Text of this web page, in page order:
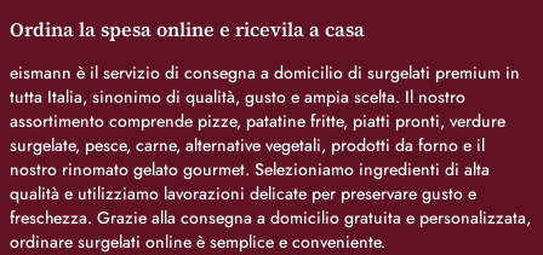
Ordina la spesa online e ricevila a casa
eismann è il servizio di consegna a domicilio di surgelati premium in
tutta Italia, sinonimo di qualità, gusto e ampia scelta. Il nostro
assortimento comprende pizze, patatine fritte, piatti pronti, verdure
surgelate, pesce, carne, alternative vegetali, prodotti da forno e il
nostro rinomato gelato gourmet. Selezioniamo ingredienti di alta
qualità e utilizziamo lavorazioni delicate per preservare gusto e
freschezza. Grazie alla consegna a domicilio gratuita e personalizzata,
ordinare surgelati online è semplice e conveniente.